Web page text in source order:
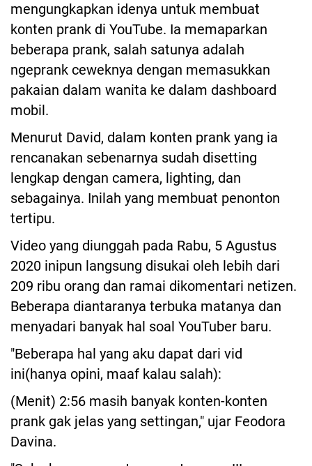
mengungkapkan idenya untuk membuat
konten prank di YouTube. Ia memaparkan
beberapa prank, salah satunya adalah
ngeprank ceweknya dengan memasukkan
pakaian dalam wanita ke dalam dashboard
mobil.
Menurut David, dalam konten prank yang ia
rencanakan sebenarnya sudah disetting
lengkap dengan camera, lighting, dan
sebagainya. Inilah yang membuat penonton
tertipu.
Video yang diunggah pada Rabu, 5 Agustus
2020 inipun langsung disukai oleh lebih dari
209 ribu orang dan ramai dikomentari netizen.
Beberapa diantaranya terbuka matanya dan
menyadari banyak hal soal YouTuber baru.
"Beberapa hal yang aku dapat dari vid
ini(hanya opini, maaf kalau salah):
(Menit) 2:56 masih banyak konten-konten
prank gak jelas yang settingan," ujar Feodora
Davina.